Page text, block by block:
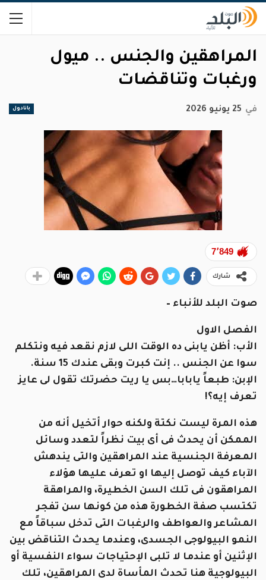
المراهقين والجنس .. ميول
ورغبات وتناقضات
بانادول في 25 يونيو 2026
7٬849
شارك
صوت البلد للأنباء –
الفصل الاول
الأب: أظن يابنى ده الوقت اللى لازم نقعد فيه ونتكلم
سوا عن الجنس .. إنت كبرت وبقى عندك 15 سنة.
الإبن: طبعاً يابابا…بس يا ريت حضرتك تقول لى عايز
تعرف إيه؟!
هذه المرة ليست نكتة ولكنه حوار أتخيل أنه من
الممكن أن يحدث فى أى بيت نظراً لتعدد وسائل
المعرفة الجنسية عند المراهقين والتى يندهش
الآباء كيف توصل إليها او تعرف عليها هؤلاء
المراهقون فى تلك السن الخطيرة، والمراهقة
تكتسب صفة الخطورة هذه من كونها سن تفجر
المشاعر والعواطف والرغبات التى تدخل سباقاً مع
النمو البيولوجى الجسدى، وعندما يحدث التناقض بين
الإثنين أو عندما لا تلبى الإحتياجات سواء النفسية أو
البيولوجية هنا تحدث المأساة لدى المراهقين، تلك